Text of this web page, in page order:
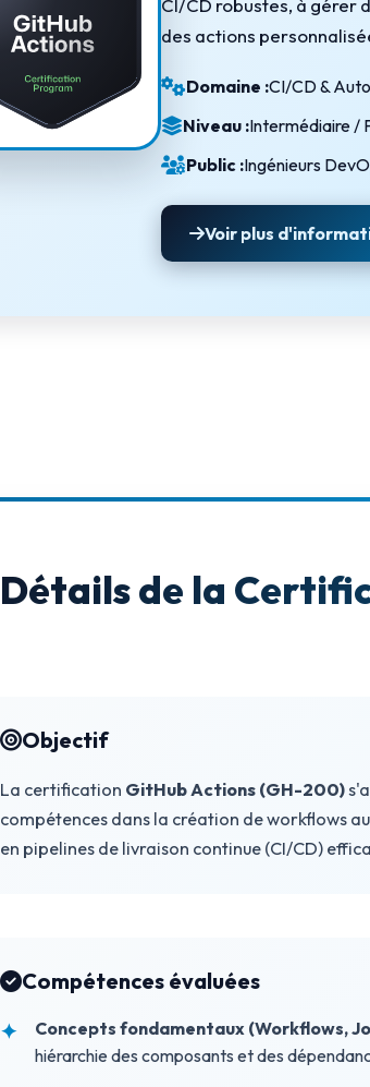
Terraform
servicenow
Apple
Meta
Oracle
ccs
wordpress
CISSP
axelos
CI/CD robustes, à gérer
des actions
Domaine :CI/CD &
Niveau :Intermédiaire /
Public :Ingénieurs
Voir plus
Détails de la
Objectif
La certification GitHub Actions (GH-200)
compétences dans la création de workflows
en pipelines de livraison continue (CI/CD)
Compétences évaluées
Concepts fondamentaux (Workflows,
hiérarchie des composants et des